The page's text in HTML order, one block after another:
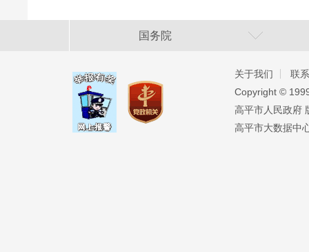
国务院
关于我们
联
Copyright ©️
高平市人民政府
高平市大数据